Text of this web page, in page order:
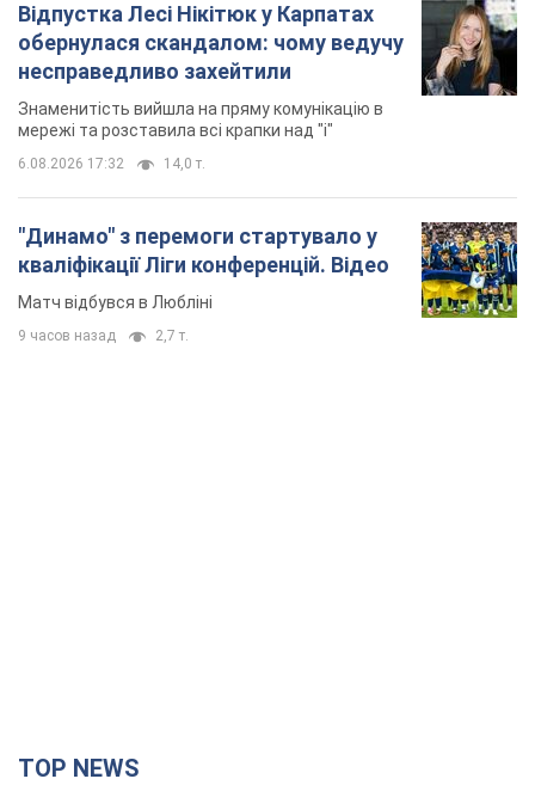
Відпустка Лесі Нікітюк у Карпатах
обернулася скандалом: чому ведучу
несправедливо захейтили
Знаменитість вийшла на пряму комунікацію в
мережі та розставила всі крапки над "і"
6.08.2026 17:32 14,0 т.
"Динамо" з перемоги стартувало у
кваліфікації Ліги конференцій. Відео
Матч відбувся в Любліні
9 часов назад 2,7 т.
TOP NEWS